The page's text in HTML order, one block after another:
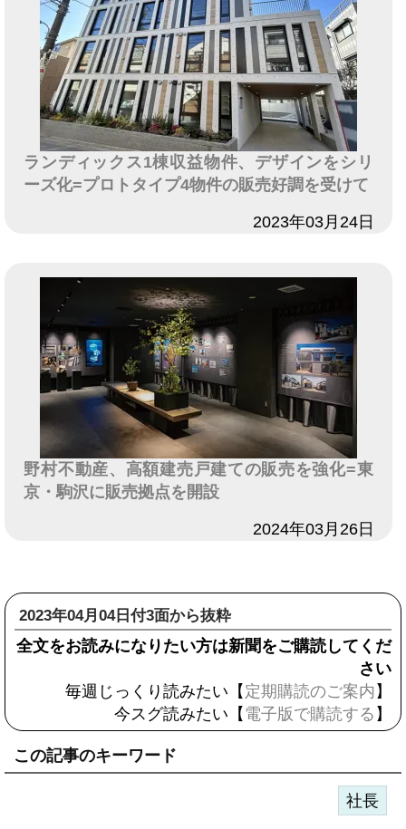
ランディックス1棟収益物件、デザインをシリ
ーズ化=プロトタイプ4物件の販売好調を受けて
2023年03月24日
野村不動産、高額建売戸建ての販売を強化=東
京・駒沢に販売拠点を開設
2024年03月26日
2023年04月04日付3面から抜粋
全文をお読みになりたい方は新聞をご購読してくだ
さい
毎週じっくり読みたい【 定期購読のご案内 】
今スグ読みたい【 電子版で購読する 】
この記事のキーワード
社長